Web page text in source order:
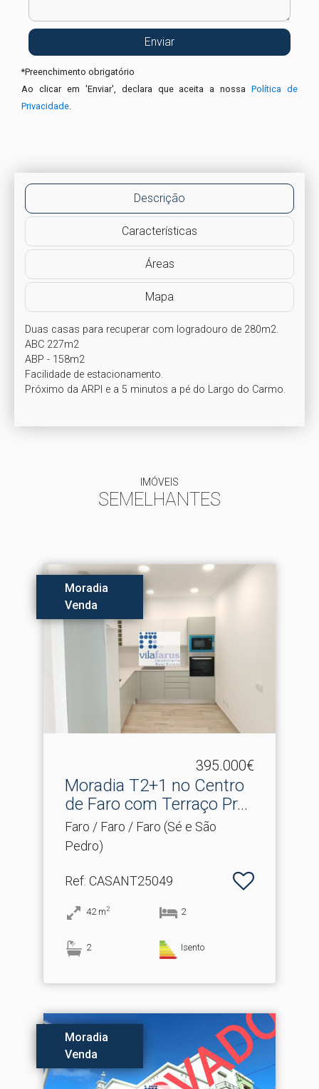
*Preenchimento obrigatório
Ao clicar em 'Enviar', declara que aceita a nossaPolítica de
Privacidade
Descrição
Características
Áreas
Mapa
Duas casas para recuperar com logradouro de 280m2.
ABC 227m2
ABP - 158m2
Facilidade de estacionamento.
Próximo da ARPI e a 5 minutos a pé do Largo do Carmo.
IMÓVEIS
SEMELHANTES
Moradia
Venda
395.000€
Moradia T2+1 no Centro
de Faro com Terraço Pr.​..
Faro / Faro / Faro (Sé e São
Pedro)
Ref: CASANT25049
42 m2 2
2 Isento
Moradia
Venda